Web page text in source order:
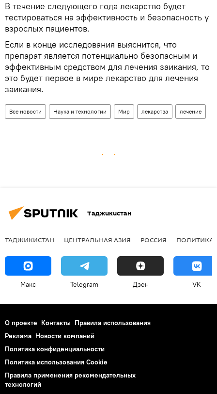
В течение следующего года лекарство будет
тестироваться на эффективность и безопасность у
взрослых пациентов.
Если в конце исследования выяснится, что
препарат является потенциально безопасным и
эффективным средством для лечения заикания, то
это будет первое в мире лекарство для лечения
заикания.
Все новости Наука и технологии Мир лекарства лечение
Таджикистан
ТАДЖИКИСТАН ЦЕНТРАЛЬНАЯ АЗИЯ РОССИЯ ПОЛИТИКА
Макс Telegram Дзен VK
О проекте Контакты Правила использования
Реклама Новости компаний
Политика конфиденциальности
Политика использования Cookie
Правила применения рекомендательных
технологий